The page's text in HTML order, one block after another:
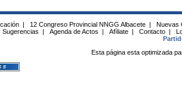
| 12 Congreso Provincial NNGG Albacete |
Nuevas
Sugerencias | Agenda de Actos | Afíliate | Contacto |
Esta página esta optimizada